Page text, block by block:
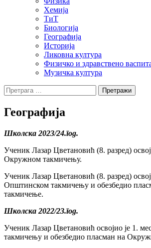
Хемија
ТиТ
Биологија
Географија
Историја
Ликовна култура
Физичко и здравствено
Музичка култура
Претрага
за:
Географија
Школска 2023/24.год.
Ученик Лазар Цветановић (8. разред)
Окружном такмичењу.
Ученик Лазар Цветановић (8. разред)
Општинском такмичењу и обезбедио
такмичење.
Школска 2022/23.год.
Ученик Лазар Цветановић освојио је 1.
такмичењу и обезбедио пласман на